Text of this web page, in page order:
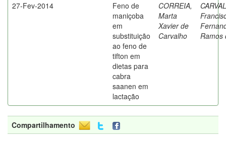
27-Fev-2014
Feno de
maniçoba
em
substituição
ao feno de
tifton em
dietas para
cabra
saanen em
lactação
CORREIA,
Marta
Xavier de
Carvalho
Ramos
Compartilhamento